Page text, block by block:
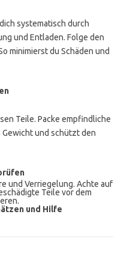
systematisch durch
und Entladen. Folge den
minimierst du Schäden und
Teile. Packe empfindliche
Gewicht und schützt den
und Verriegelung. Achte auf
Teile vor dem
und Hilfe